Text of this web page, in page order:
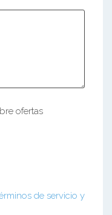
ofertas
de servicio y